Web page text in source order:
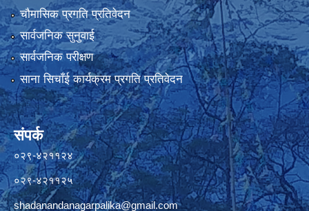
चौमासिक प्रगति प्रतिवेदन
सार्वजनिक सुनुवाई
सार्वजनिक परीक्षण
साना सिचाँई कार्यक्रम प्रगति प्रतिवेदन
संपर्क
०२९-४२११२४
०२९-४२११२५
shadanandanagarpalika@gmail.com